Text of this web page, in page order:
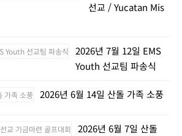
선교 / Yucatan Mis
2026년 7월 12일 EMS
Youth 선교팀 파송식
2026년 6월 14일 산돌 가족 소풍
2026년 6월 7일 산돌